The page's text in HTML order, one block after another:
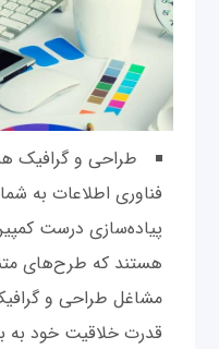
طراحی و گرافیک
فناوری اطلاعات به
پیاده‌سازی درست
هستند که طرح‌های
مشاغل طراحی و
قدرت خلاقیت خود به